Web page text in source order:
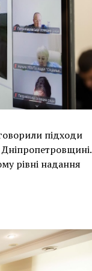
підходи
рівні надання